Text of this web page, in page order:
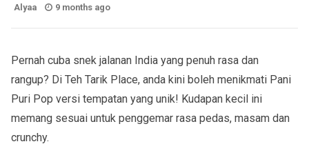
Alyaa 9 months ago
Pernah cuba snek jalanan India yang penuh rasa dan
rangup? Di Teh Tarik Place, anda kini boleh menikmati Pani
Puri Pop versi tempatan yang unik! Kudapan kecil ini
memang sesuai untuk penggemar rasa pedas, masam dan
crunchy.